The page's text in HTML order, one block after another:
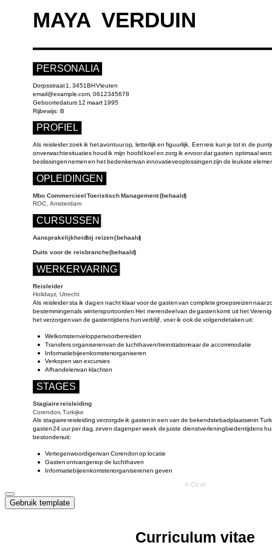
Gebruik template